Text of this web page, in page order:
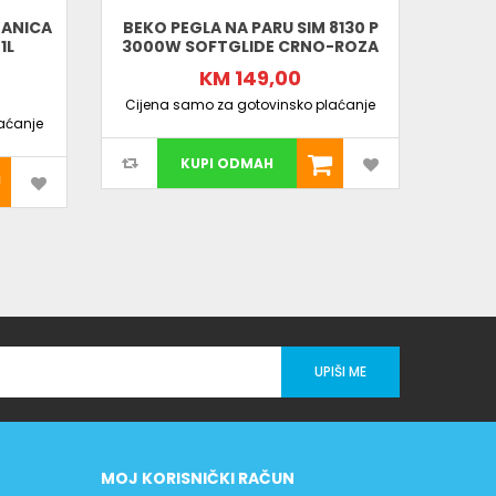
BEKO PEGLA NA PARU SIM 8130 P
3000W SOFTGLIDE CRNO-ROZA
KM 149,00
Cijena samo za gotovinsko plaćanje
KUPI ODMAH
UPIŠI ME
MOJ KORISNIČKI RAČUN